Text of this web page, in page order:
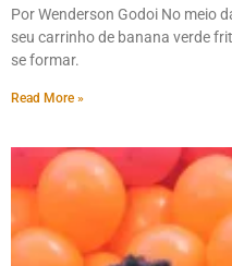
Por Wenderson Godoi No meio
seu carrinho de banana verde
se formar.
Read More »